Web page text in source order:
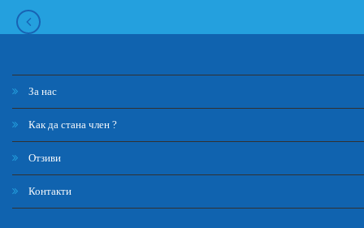
За нас
Как да стана член ?
Отзиви
Контакти